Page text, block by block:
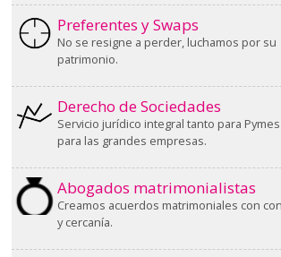
Preferentes y Swaps
No se resigne a perder, luchamos por su
patrimonio.
Derecho de Sociedades
Servicio jurídico integral tanto para
para las grandes empresas.
Abogados matrimonialistas
Creamos acuerdos matrimoniales con
y cercanía.